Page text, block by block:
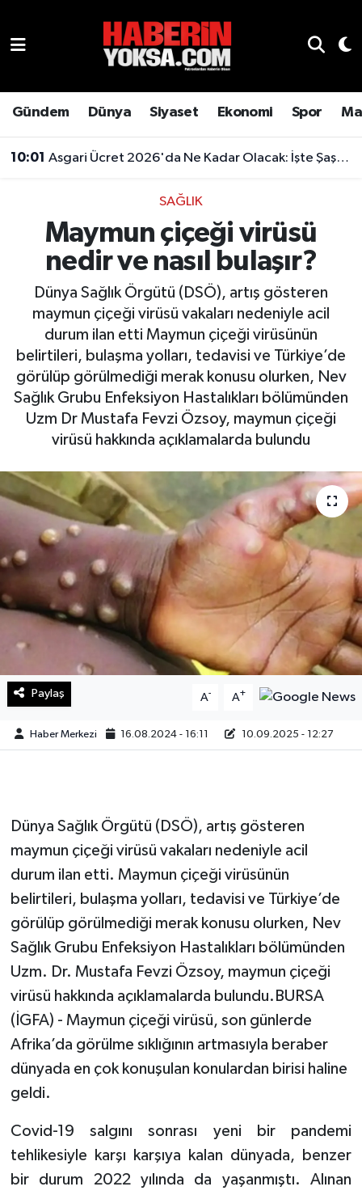
Gündem Dünya Siyaset Ekonomi Spor
10:01 Asgari Ücret 2026'da Ne Kadar Olacak: İşte Şaşırtan Rakam
SAĞLIK
Maymun çiçeği virüsü
nedir ve nasıl bulaşır?
Dünya Sağlık Örgütü (DSÖ), artış gösteren
maymun çiçeği virüsü vakaları nedeniyle acil
durum ilan etti Maymun çiçeği virüsünün
belirtileri, bulaşma yolları, tedavisi ve Türkiye’de
görülüp görülmediği merak konusu olurken, Nev
Sağlık Grubu Enfeksiyon Hastalıkları bölümünden
Uzm Dr Mustafa Fevzi Özsoy, maymun çiçeği
virüsü hakkında açıklamalarda bulundu
Paylaş A- A+
Haber Merkezi 16.08.2024 - 16:11 10.09.2025 - 12:27
Dünya Sağlık Örgütü (DSÖ), artış gösteren
maymun çiçeği virüsü vakaları nedeniyle acil
durum ilan etti. Maymun çiçeği virüsünün
belirtileri, bulaşma yolları, tedavisi ve Türkiye’de
görülüp görülmediği merak konusu olurken, Nev
Sağlık Grubu Enfeksiyon Hastalıkları bölümünden
Uzm. Dr. Mustafa Fevzi Özsoy, maymun çiçeği
virüsü hakkında açıklamalarda bulundu.BURSA
(İGFA) - Maymun çiçeği virüsü, son günlerde
Afrika’da görülme sıklığının artmasıyla beraber
dünyada en çok konuşulan konulardan birisi haline
geldi.
Covid-19 salgını sonrası yeni bir pandemi
tehlikesiyle karşı karşıya kalan dünyada, benzer
bir durum 2022 yılında da yaşanmıştı. Alınan
Genel
Gündem
Magazin
Otomobil
Sağlık
Teknoloji
Yaşam
Hava Durumu
Son Dakika Haberleri
Haber Arşivi